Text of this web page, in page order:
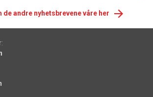
de andre nyhetsbrevene våre her